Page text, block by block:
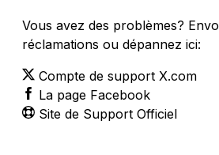
Vous avez des problèmes?
réclamations ou dépannez ici:
Compte de support X.com
La page Facebook
Site de Support Officiel